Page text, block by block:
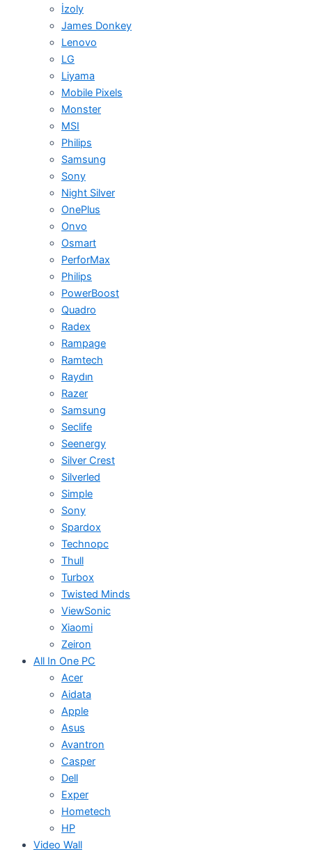
İzoly
James Donkey
Lenovo
LG
Liyama
Mobile Pixels
Monster
MSI
Philips
Samsung
Sony
Night Silver
OnePlus
Onvo
Osmart
PerforMax
Philips
PowerBoost
Quadro
Radex
Rampage
Ramtech
Raydın
Razer
Samsung
Seclife
Seenergy
Silver Crest
Silverled
Simple
Sony
Spardox
Technopc
Thull
Turbox
Twisted Minds
ViewSonic
Xiaomi
Zeiron
All In One PC
Acer
Aidata
Apple
Asus
Avantron
Casper
Dell
Exper
Hometech
HP
Video Wall